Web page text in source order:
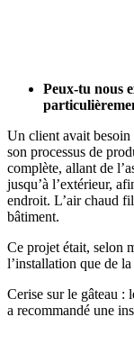
Peux-tu nous
Un client avait besoin
son processus de
complète, allant de
jusqu’à l’extérieur,
endroit. L’air chaud
bâtiment.
Ce projet était, selon
l’installation que de la
Cerise sur le gâteau :
a recommandé une